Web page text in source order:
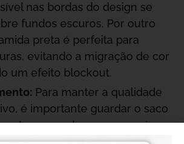
nas bordas do design se
fundos escuros. Por outro
preta é perfeita para
evitando a migração de cor
um efeito blockout.
Para manter a qualidade
é importante guardar o saco
em um lugar seco após